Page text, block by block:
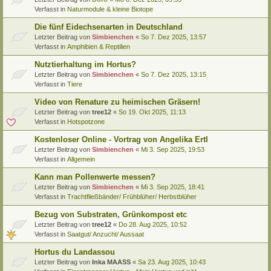
Verfasst in Naturmodule & kleine Biotope
Die fünf Eidechsenarten in Deutschland
Letzter Beitrag von Simbienchen « So 7. Dez 2025, 13:57
Verfasst in Amphibien & Reptilien
Nutztierhaltung im Hortus?
Letzter Beitrag von Simbienchen « So 7. Dez 2025, 13:15
Verfasst in Tiere
Video von Renature zu heimischen Gräsern!
Letzter Beitrag von tree12 « So 19. Okt 2025, 11:13
Verfasst in Hotspotzone
Kostenloser Online - Vortrag von Angelika Ertl
Letzter Beitrag von Simbienchen « Mi 3. Sep 2025, 19:53
Verfasst in Allgemein
Kann man Pollenwerte messen?
Letzter Beitrag von Simbienchen « Mi 3. Sep 2025, 18:41
Verfasst in Trachtfließbänder/ Frühblüher/ Herbstblüher
Bezug von Substraten, Grünkompost etc
Letzter Beitrag von tree12 « Do 28. Aug 2025, 10:52
Verfasst in Saatgut/ Anzucht/ Aussaat
Hortus du Landassou
Letzter Beitrag von Inka MAASS « Sa 23. Aug 2025, 10:43